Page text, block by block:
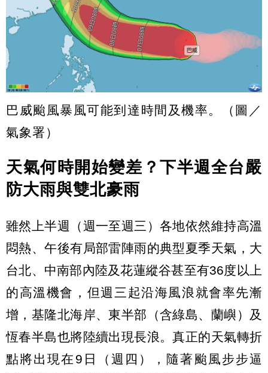
巴威颱風暴風可能到達時間及機率。（圖／
氣象署）
天氣何時開始變差？下半週全台嚴
防大雨與雙北豪雨
雖然上半週（週一至週三）各地依然維持高溫
悶熱、午後有局部雷陣雨的典型夏季天氣，大
台北、中南部內陸及花蓮縱谷甚至有36度以上
的高溫機會，但週三起沿海風浪就會率先漸
增，基隆北海岸、東半部（含綠島、蘭嶼）及
恆春半島也將陸續出現長浪。真正的天氣轉折
點將出現在9日（週四），隨著颱風步步逼